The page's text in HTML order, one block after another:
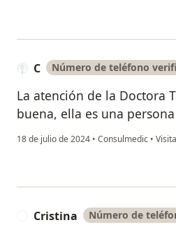
C Número de teléfono
La atención de la Doctora
buena, ella es una
18 de julio de 2024 • Consulmedic •
Cristina Número de